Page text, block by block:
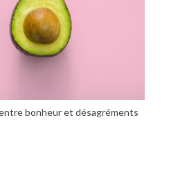
bonheur et désagréments